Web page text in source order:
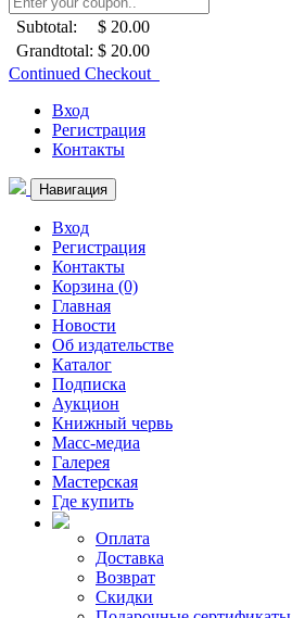
Subtotal:
$ 20.00
Grandtotal: $ 20.00
Continued Checkout
Вход
Регистрация
Контакты
Навигация
Вход
Регистрация
Контакты
Корзина (0)
Главная
Новости
Об издательстве
Каталог
Подписка
Аукцион
Книжный червь
Масс-медиа
Галерея
Мастерская
Где купить
Оплата
Доставка
Возврат
Скидки